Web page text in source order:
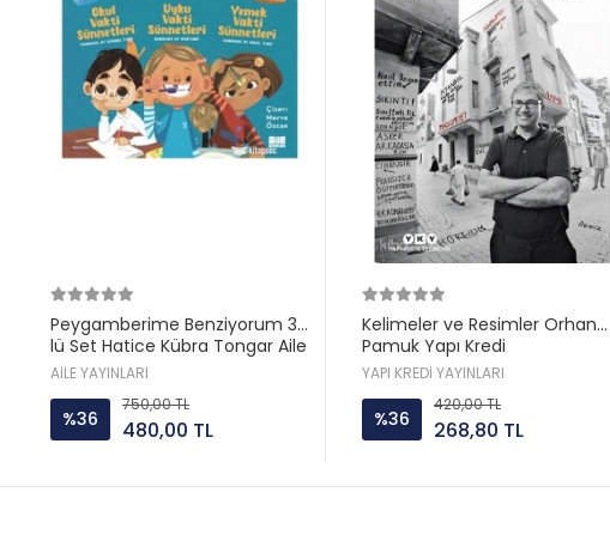
Peygamberime Benziyorum 3
lü Set Hatice Kübra Tongar Aile
Yayın
AİLE YAYINLARI
%36
750,00 TL
480,00 TL
Kelimeler ve Resimler Orhan
Pamuk Yapı Kredi
YAPI KREDİ YAYINLARI
%36
420,00 TL
268,80 TL